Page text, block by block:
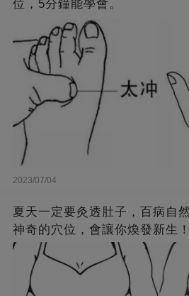
位，5分鐘能學會。
2023/07/04
夏天一定要灸透肚子，百病自
神奇的穴位，會讓你煥發新生！